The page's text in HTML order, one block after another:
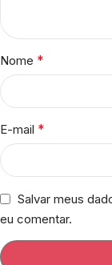
Nome *
E-mail *
Salvar meus
eu comentar.